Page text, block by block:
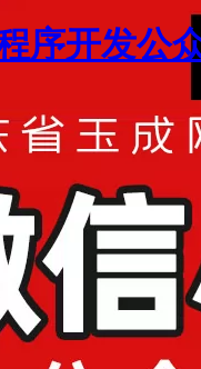
序开发公